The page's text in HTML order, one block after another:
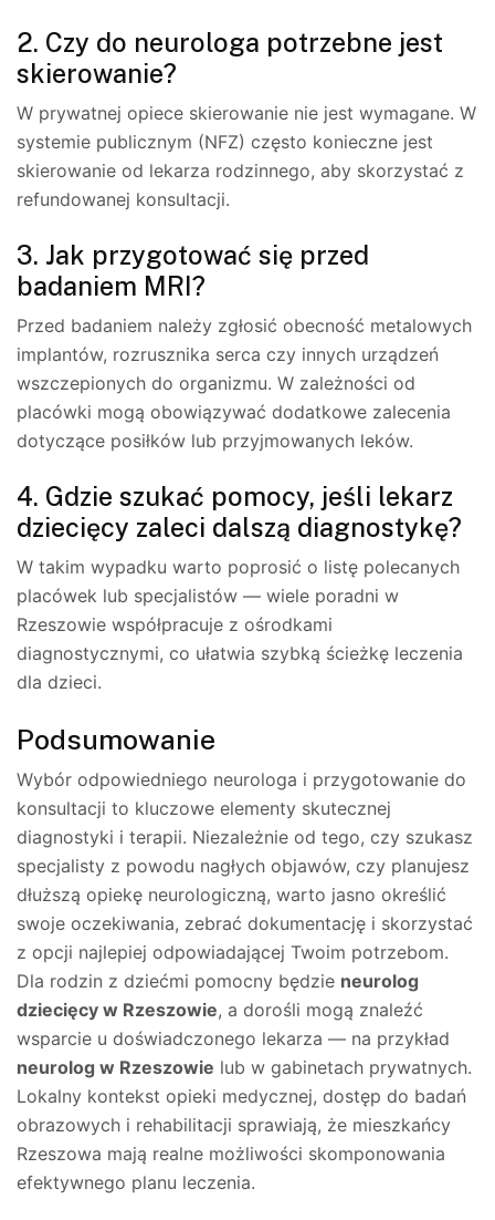
2. Czy do neurologa potrzebne jest
skierowanie?
W prywatnej opiece skierowanie nie jest wymagane. W
systemie publicznym (NFZ) często konieczne jest
skierowanie od lekarza rodzinnego, aby skorzystać z
refundowanej konsultacji.
3. Jak przygotować się przed
badaniem MRI?
Przed badaniem należy zgłosić obecność metalowych
implantów, rozrusznika serca czy innych urządzeń
wszczepionych do organizmu. W zależności od
placówki mogą obowiązywać dodatkowe zalecenia
dotyczące posiłków lub przyjmowanych leków.
4. Gdzie szukać pomocy, jeśli lekarz
dziecięcy zaleci dalszą diagnostykę?
W takim wypadku warto poprosić o listę polecanych
placówek lub specjalistów — wiele poradni w
Rzeszowie współpracuje z ośrodkami
diagnostycznymi, co ułatwia szybką ścieżkę leczenia
dla dzieci.
Podsumowanie
Wybór odpowiedniego neurologa i przygotowanie do
konsultacji to kluczowe elementy skutecznej
diagnostyki i terapii. Niezależnie od tego, czy szukasz
specjalisty z powodu nagłych objawów, czy planujesz
dłuższą opiekę neurologiczną, warto jasno określić
swoje oczekiwania, zebrać dokumentację i skorzystać
z opcji najlepiej odpowiadającej Twoim potrzebom.
Dla rodzin z dziećmi pomocny będzie neurolog
dziecięcy w Rzeszowie, a dorośli mogą znaleźć
wsparcie u doświadczonego lekarza — na przykład
neurolog w Rzeszowie lub w gabinetach prywatnych.
Lokalny kontekst opieki medycznej, dostęp do badań
obrazowych i rehabilitacji sprawiają, że mieszkańcy
Rzeszowa mają realne możliwości skomponowania
efektywnego planu leczenia.